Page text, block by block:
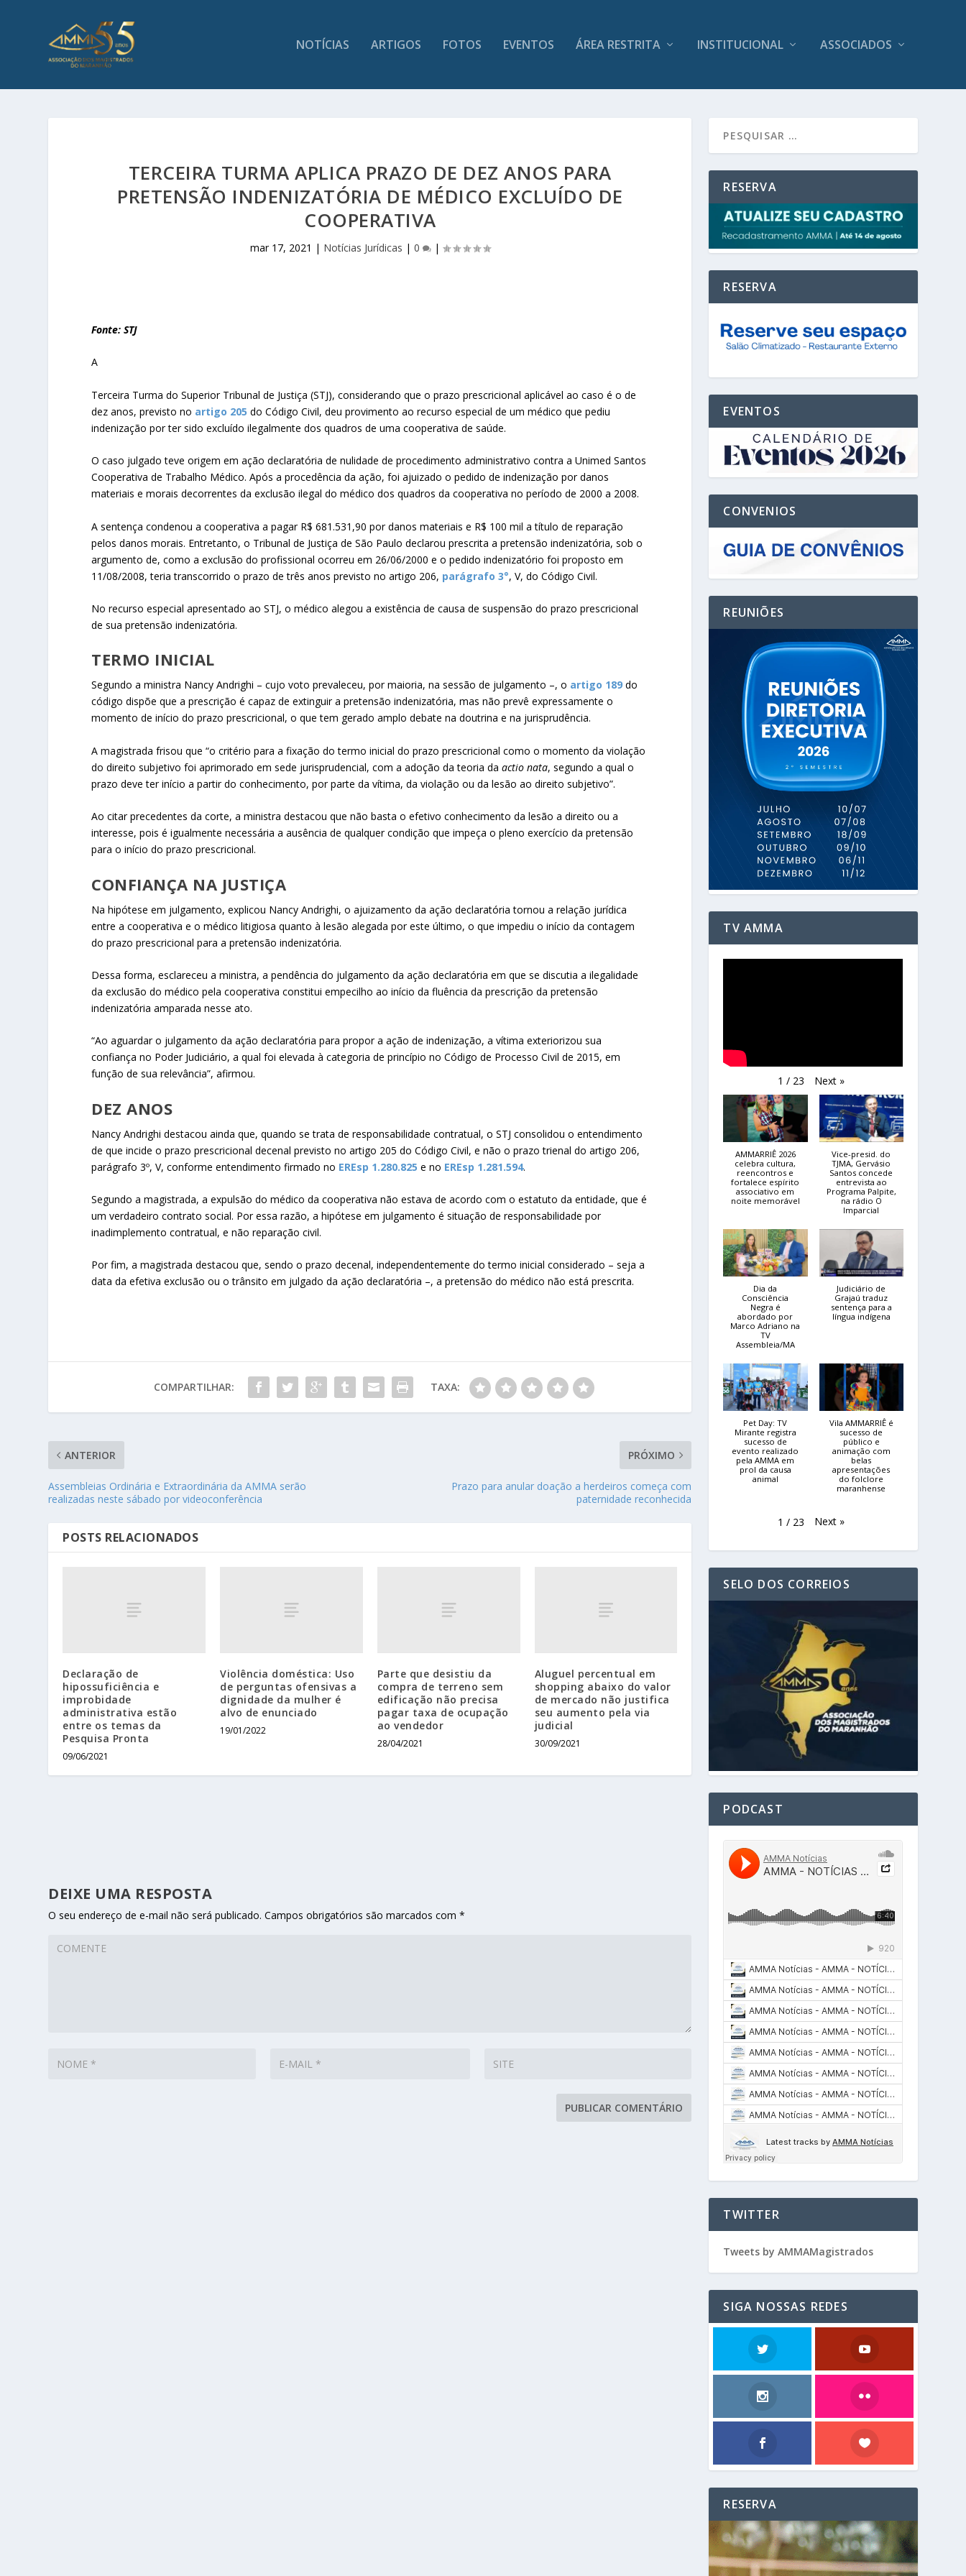
NOTÍCIAS ARTIGOS FOTOS EVENTOS ÁREA RESTRITA INSTITUCIONAL ASSOCIADOS
TERCEIRA TURMA APLICA PRAZO DE DEZ ANOS PARA
PRETENSÃO INDENIZATÓRIA DE MÉDICO EXCLUÍDO DE
COOPERATIVA
mar 17, 2021 | Notícias Jurídicas | 0 |
Fonte: STJ
A
Terceira Turma do Superior Tribunal de Justiça (STJ), considerando que o prazo prescricional aplicável ao caso é o de
dez anos, previsto no artigo 205 do Código Civil, deu provimento ao recurso especial de um médico que pediu
indenização por ter sido excluído ilegalmente dos quadros de uma cooperativa de saúde.
O caso julgado teve origem em ação declaratória de nulidade de procedimento administrativo contra a Unimed Santos
Cooperativa de Trabalho Médico. Após a procedência da ação, foi ajuizado o pedido de indenização por danos
materiais e morais decorrentes da exclusão ilegal do médico dos quadros da cooperativa no período de 2000 a 2008.
A sentença condenou a cooperativa a pagar R$ 681.531,90 por danos materiais e R$ 100 mil a título de reparação
pelos danos morais. Entretanto, o Tribunal de Justiça de São Paulo declarou prescrita a pretensão indenizatória, sob o
argumento de, como a exclusão do profissional ocorreu em 26/06/2000 e o pedido indenizatório foi proposto em
11/08/2008, teria transcorrido o prazo de três anos previsto no artigo 206, parágrafo 3°, V, do Código Civil.
No recurso especial apresentado ao STJ, o médico alegou a existência de causa de suspensão do prazo prescricional
de sua pretensão indenizatória.
TERMO INICIAL
Segundo a ministra Nancy Andrighi – cujo voto prevaleceu, por maioria, na sessão de julgamento –, o artigo 189 do
código dispõe que a prescrição é capaz de extinguir a pretensão indenizatória, mas não prevê expressamente o
momento de início do prazo prescricional, o que tem gerado amplo debate na doutrina e na jurisprudência.
A magistrada frisou que “o critério para a fixação do termo inicial do prazo prescricional como o momento da violação
do direito subjetivo foi aprimorado em sede jurisprudencial, com a adoção da teoria daactio nata, segundo a qual o
prazo deve ter início a partir do conhecimento, por parte da vítima, da violação ou da lesão ao direito subjetivo”.
Ao citar precedentes da corte, a ministra destacou que não basta o efetivo conhecimento da lesão a direito ou a
interesse, pois é igualmente necessária a ausência de qualquer condição que impeça o pleno exercício da pretensão
para o início do prazo prescricional.
CONFIANÇA NA JUSTIÇA
Na hipótese em julgamento, explicou Nancy Andrighi, o ajuizamento da ação declaratória tornou a relação jurídica
entre a cooperativa e o médico litigiosa quanto à lesão alegada por este último, o que impediu o início da contagem
do prazo prescricional para a pretensão indenizatória.
Dessa forma, esclareceu a ministra, a pendência do julgamento da ação declaratória em que se discutia a ilegalidade
da exclusão do médico pela cooperativa constitui empecilho ao início da fluência da prescrição da pretensão
indenizatória amparada nesse ato.
“Ao aguardar o julgamento da ação declaratória para propor a ação de indenização, a vítima exteriorizou sua
confiança no Poder Judiciário, a qual foi elevada à categoria de princípio no Código de Processo Civil de 2015, em
função de sua relevância”, afirmou.
DEZ ANOS
Nancy Andrighi destacou ainda que, quando se trata de responsabilidade contratual, o STJ consolidou o entendimento
de que incide o prazo prescricional decenal previsto no artigo 205 do Código Civil, e não o prazo trienal do artigo 206,
parágrafo 3º, V, conforme entendimento firmado no EREsp 1.280.825 e no EREsp 1.281.594.
Segundo a magistrada, a expulsão do médico da cooperativa não estava de acordo com o estatuto da entidade, que é
um verdadeiro contrato social. Por essa razão, a hipótese em julgamento é situação de responsabilidade por
inadimplemento contratual, e não reparação civil.
Por fim, a magistrada destacou que, sendo o prazo decenal, independentemente do termo inicial considerado – seja a
data da efetiva exclusão ou o trânsito em julgado da ação declaratória –, a pretensão do médico não está prescrita.
COMPARTILHAR: TAXA:
ANTERIOR
Assembleias Ordinária e Extraordinária da AMMA serão
realizadas neste sábado por videoconferência
PRÓXIMO
Prazo para anular doação a herdeiros começa com
paternidade reconhecida
POSTS RELACIONADOS
Declaração de
hipossuficiência e
improbidade
administrativa estão
entre os temas da
Pesquisa Pronta
09/06/2021
Violência doméstica: Uso
de perguntas ofensivas a
dignidade da mulher é
alvo de enunciado
19/01/2022
Parte que desistiu da
compra de terreno sem
edificação não precisa
pagar taxa de ocupação
ao vendedor
28/04/2021
Aluguel percentual em
shopping abaixo do valor
de mercado não justifica
seu aumento pela via
judicial
30/09/2021
DEIXE UMA RESPOSTA
O seu endereço de e-mail não será publicado. Campos obrigatórios são marcados com*
RESERVA
RESERVA
EVENTOS
CONVENIOS
REUNIÕES
TV AMMA
1 / 23 Next »
AMMARRIÊ 2026
celebra cultura,
reencontros e
fortalece espírito
associativo em
noite memorável
Vice-presid. do
TJMA, Gervásio
Santos concede
entrevista ao
Programa Palpite,
na rádio O
Imparcial
Dia da
Consciência
Negra é
abordado por
Marco Adriano na
TV
Assembleia/MA
Judiciário de
Grajaú traduz
sentença para a
língua indígena
Pet Day: TV
Mirante registra
sucesso de
evento realizado
pela AMMA em
prol da causa
animal
Vila AMMARRIÊ é
sucesso de
público e
animação com
belas
apresentações
do folclore
maranhense
1 / 23 Next »
SELO DOS CORREIOS
PODCAST
TWITTER
Tweets by AMMAMagistrados
SIGA NOSSAS REDES
RESERVA